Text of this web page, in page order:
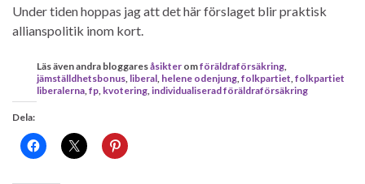
Under tiden hoppas jag att det här förslaget blir praktisk
allianspolitik inom kort.
Läs även andra bloggaresåsikter omföräldraförsäkring
jämställdhetsbonus liberal helene odenjung folkpartiet folkpartiet
liberalerna fp kvotering individualiserad föräldraförsäkring
Dela: